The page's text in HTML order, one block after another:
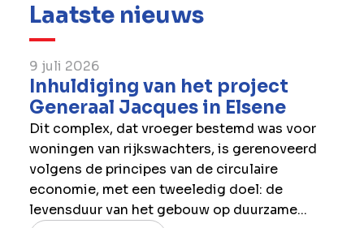
Laatste nieuws
9 juli 2026
Inhuldiging van het project
Generaal Jacques in Elsene
Dit complex, dat vroeger bestemd was voor
woningen van rijkswachters, is gerenoveerd
volgens de principes van de circulaire
economie, met een tweeledig doel: de
levensduur van het gebouw op duurzame...